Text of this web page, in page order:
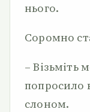
нього.
Соромно
– Візьміть
попросило
слоном.